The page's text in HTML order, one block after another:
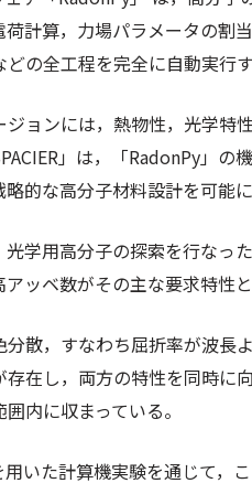
計算，力場パラメータの割
の全工程を完全に自動実行
ョンには，熱物性，光学特
」は，「RadonPy」
的な高分子材料設計を可能
学用高分子の探索を行なっ
ッベ数がその主な要求特性
散，すなわち屈折率が波長
在し，両方の特性を同時に
内に収まっている。
用いた計算機実験を通じて